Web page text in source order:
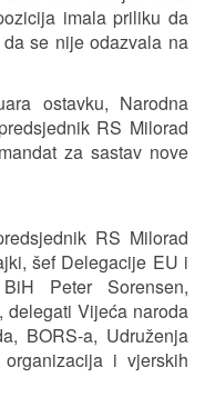
imala priliku da
se nije odazvala na
ostavku, Narodna
RS Milorad
za sastav nove
RS Milorad
šef Delegacije EU i
Peter Sorensen,
delegati Vijeća naroda
BORS-a, Udruženja
i vjerskih